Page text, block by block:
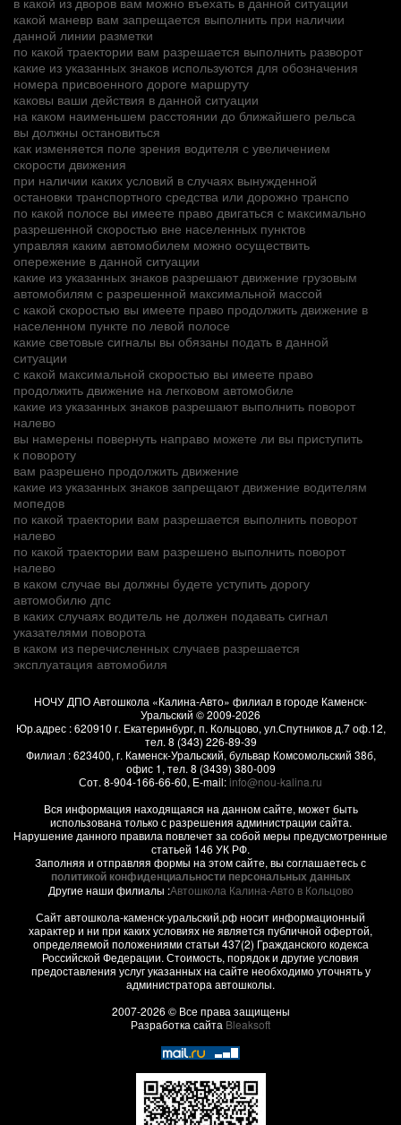
какой маневр вам запрещается выполнить при наличии
данной линии разметки
по какой траектории вам разрешается выполнить разворот
какие из указанных знаков используются для обозначения
номера присвоенного дороге маршруту
каковы ваши действия в данной ситуации
на каком наименьшем расстоянии до ближайшего рельса
вы должны остановиться
как изменяется поле зрения водителя с увеличением
скорости движения
при наличии каких условий в случаях вынужденной
остановки транспортного средства или дорожно транспо
по какой полосе вы имеете право двигаться с максимально
разрешенной скоростью вне населенных пунктов
управляя каким автомобилем можно осуществить
опережение в данной ситуации
какие из указанных знаков разрешают движение грузовым
автомобилям с разрешенной максимальной массой
с какой скоростью вы имеете право продолжить движение в
населенном пункте по левой полосе
какие световые сигналы вы обязаны подать в данной
ситуации
с какой максимальной скоростью вы имеете право
продолжить движение на легковом автомобиле
какие из указанных знаков разрешают выполнить поворот
налево
вы намерены повернуть направо можете ли вы приступить
к повороту
вам разрешено продолжить движение
какие из указанных знаков запрещают движение водителям
мопедов
по какой траектории вам разрешается выполнить поворот
налево
по какой траектории вам разрешено выполнить поворот
налево
в каком случае вы должны будете уступить дорогу
автомобилю дпс
в каких случаях водитель не должен подавать сигнал
указателями поворота
в каком из перечисленных случаев разрешается
эксплуатация автомобиля
НОЧУ ДПО Автошкола «Калина-Авто» филиал в городе Каменск-
Уральский © 2009-2026
Юр.адрес :620910 г. Екатеринбург, п. Кольцово, ул.Спутников д.7 оф.12,
тел. 8 (343) 226-89-39
Филиал :623400, г. Каменск-Уральский, бульвар Комсомольский 38б,
офис 1, тел. 8 (3439) 380-009
Сот. 8-904-166-66-60, E-mail:info@nou-kalina.ru
Вся информация находящаяся на данном сайте, может быть
использована только с разрешения администрации сайта.
Нарушение данного правила повлечет за собой меры предусмотренные
статьей 146 УК РФ.
Заполняя и отправляя формы на этом сайте, вы соглашаетесь с
политикой конфиденциальности персональных данных
Другие наши филиалы :Автошкола Калина-Авто в Кольцово
Сайт автошкола-каменск-уральский.рф носит информационный
характер и ни при каких условиях не является публичной офертой,
определяемой положениями статьи 437(2) Гражданского кодекса
Российской Федерации. Стоимость, порядок и другие условия
предоставления услуг указанных на сайте необходимо уточнять у
администратора автошколы.
2007-2026 © Все права защищены
Разработка сайта Bleaksoft